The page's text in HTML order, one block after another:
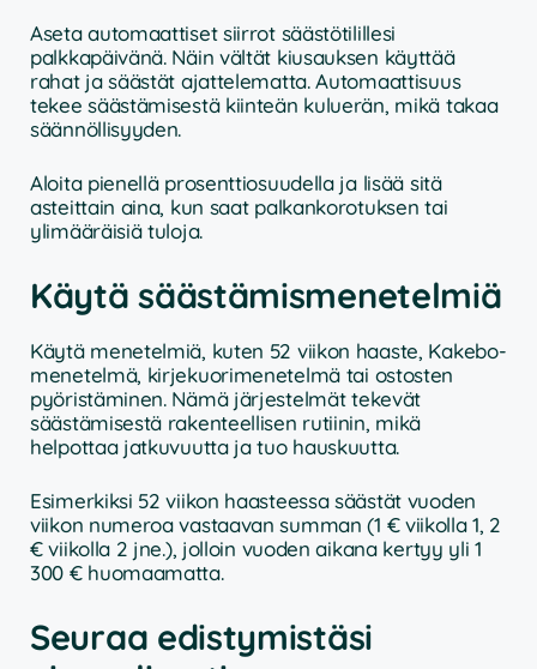
Aseta automaattiset siirrot säästötilillesi
palkkapäivänä. Näin vältät kiusauksen käyttää
rahat ja säästät ajattelematta. Automaattisuus
tekee säästämisestä kiinteän kuluerän, mikä takaa
säännöllisyyden.
Aloita pienellä prosenttiosuudella ja lisää sitä
asteittain aina, kun saat palkankorotuksen tai
ylimääräisiä tuloja.
Käytä säästämismenetelmiä
Käytä menetelmiä, kuten 52 viikon haaste, Kakebo-
menetelmä, kirjekuorimenetelmä tai ostosten
pyöristäminen. Nämä järjestelmät tekevät
säästämisestä rakenteellisen rutiinin, mikä
helpottaa jatkuvuutta ja tuo hauskuutta.
Esimerkiksi 52 viikon haasteessa säästät vuoden
viikon numeroa vastaavan summan (1 € viikolla 1, 2
€ viikolla 2 jne.), jolloin vuoden aikana kertyy yli 1
300 € huomaamatta.
Seuraa edistymistäsi